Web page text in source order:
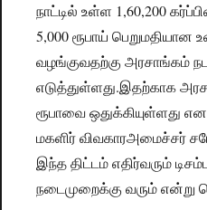
நாட்டில் உள்ள 1,60,200
5,000 ரூபாய்
வழங்குவதற்கு அரசாங்கம்
எடுத்துள்ளது.இதற்காக
ரூபாவை ஒதுக்கியுள்ளது என
மகளிர் விவகாரஅமைச்சர்
இந்த திட்டம் எதிர்வரும்
நடைமுறைக்கு வரும் என்று